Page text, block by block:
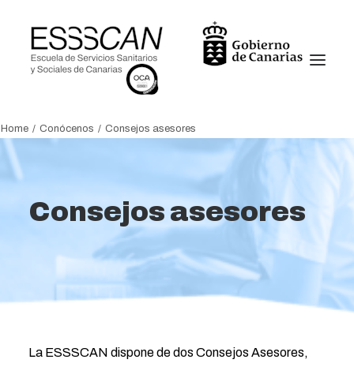
Conócenos
Formación
Conocimiento
Servicios
Transparencia
Noticias
Home Conócenos Consejos asesores
Consejos asesores
La ESSSCAN dispone de dos Consejos Asesores,